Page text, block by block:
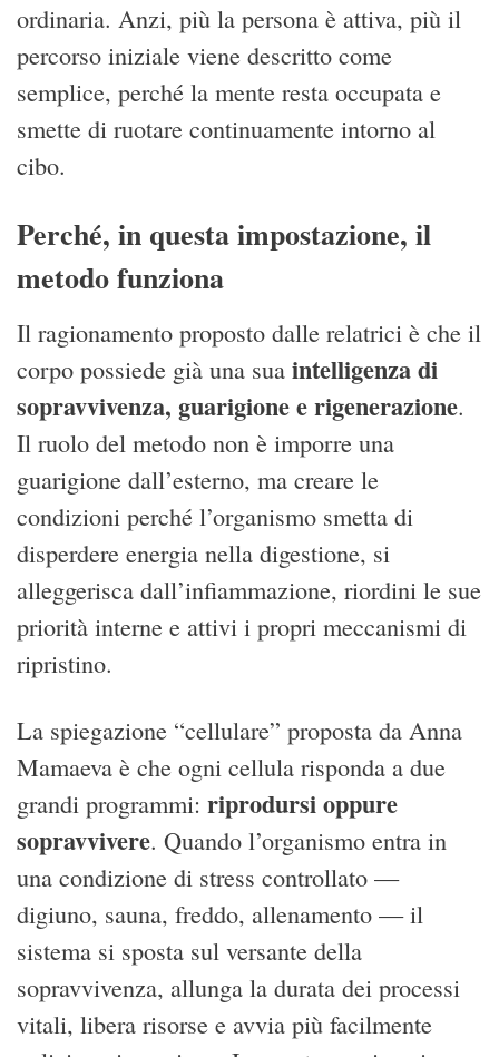
ordinaria. Anzi, più la persona è attiva, più il
percorso iniziale viene descritto come
semplice, perché la mente resta occupata e
smette di ruotare continuamente intorno al
cibo.
Perché, in questa impostazione, il
metodo funziona
Il ragionamento proposto dalle relatrici è che il
corpo possiede già una sua intelligenza di
sopravvivenza, guarigione e rigenerazione.
Il ruolo del metodo non è imporre una
guarigione dall’esterno, ma creare le
condizioni perché l’organismo smetta di
disperdere energia nella digestione, si
alleggerisca dall’infiammazione, riordini le sue
priorità interne e attivi i propri meccanismi di
ripristino.
La spiegazione “cellulare” proposta da Anna
Mamaeva è che ogni cellula risponda a due
grandi programmi: riprodursi oppure
sopravvivere. Quando l’organismo entra in
una condizione di stress controllato —
digiuno, sauna, freddo, allenamento — il
sistema si sposta sul versante della
sopravvivenza, allunga la durata dei processi
vitali, libera risorse e avvia più facilmente